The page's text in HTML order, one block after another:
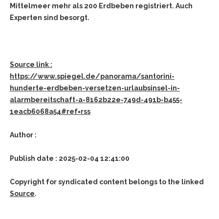
Mittelmeer mehr als 200 Erdbeben registriert. Auch
Experten sind besorgt.
Source link :
https://www.spiegel.de/panorama/santorini-
hunderte-erdbeben-versetzen-urlaubsinsel-in-
alarmbereitschaft-a-8162b22e-749d-491b-b455-
1eacb6068a54#ref=rss
Author :
Publish date : 2025-02-04 12:41:00
Copyright for syndicated content belongs to the linked
Source.